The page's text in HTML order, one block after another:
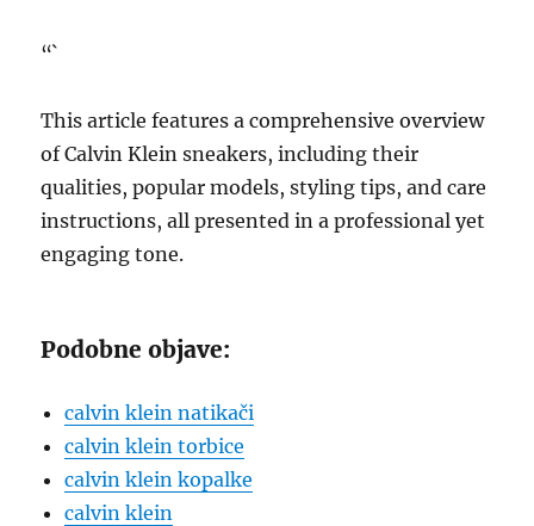
“`
This article features a comprehensive overview
of Calvin Klein sneakers, including their
qualities, popular models, styling tips, and care
instructions, all presented in a professional yet
engaging tone.
Podobne objave:
calvin klein natikači
calvin klein torbice
calvin klein kopalke
calvin klein